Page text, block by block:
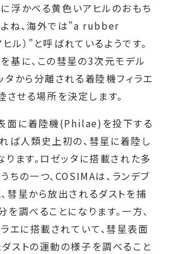
浮かべる黄色 いアヒルのおもち
ね、海外では”a rubber
ヒル）”と呼ばれているようです。
基に、この彗星の3次元モデル
タから分離される着陸機フィラエ
させる場所を決定します。
面に着陸機(Philae) を投下する
ば人類史上初の、彗星に着陸し
ます。 ロゼッタに搭載された多
ちの一つ、 COSIMAは、ランデブ
彗星から放出されるダストを捕
を調べることになります。一方、
ラエに搭載されていて、彗星表面
ストの運動の様子を調べること